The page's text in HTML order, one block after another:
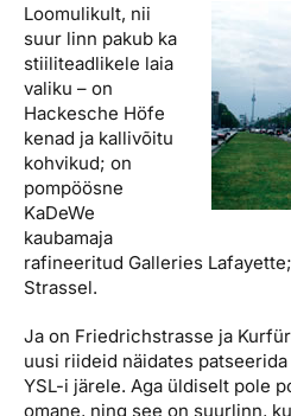
Loomulikult, nii
suur linn pakub ka
stiiliteadlikele laia
valiku – on
Hackesche Höfe
kenad ja kallivõitu
kohvikud; on
pompöösne
KaDeWe
kaubamaja
rafineeritud Galleries
Strassel.
Ja on Friedrichstrasse ja
uusi riideid näidates
YSL-i järele. Aga üldiselt pole
omane, ning see on suurlinn,